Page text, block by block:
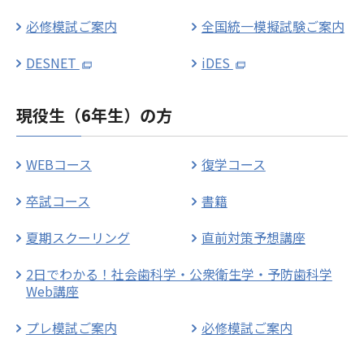
必修模試ご案内
全国統一模擬試験ご案内
DESNET
iDES
現役生（6年生）の方
WEBコース
復学コース
卒試コース
書籍
夏期スクーリング
直前対策予想講座
2日でわかる！社会歯科学・公衆衛生学・予防歯科学
Web講座
プレ模試ご案内
必修模試ご案内